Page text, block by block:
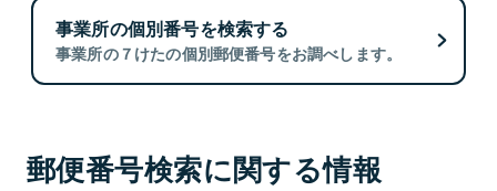
事業所の個別番号を検索する
事業所の７けたの個別郵便番号をお調べします。
郵便番号検索に関する情報